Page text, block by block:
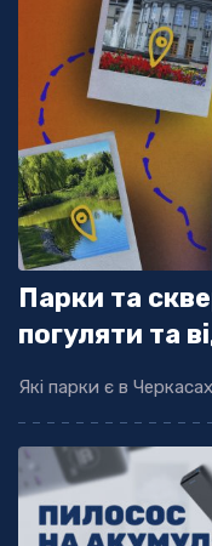
Парки та
погуляти та
Які парки є в